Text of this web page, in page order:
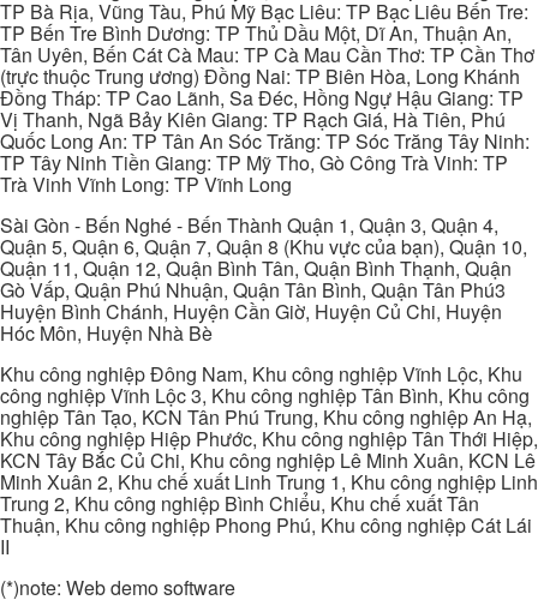
TP Bà Rịa, Vũng Tàu, Phú Mỹ Bạc Liêu: TP Bạc Liêu Bến Tre:
TP Bến Tre Bình Dương: TP Thủ Dầu Một, Dĩ An, Thuận An,
Tân Uyên, Bến Cát Cà Mau: TP Cà Mau Cần Thơ: TP Cần Thơ
(trực thuộc Trung ương) Đồng Nai: TP Biên Hòa, Long Khánh
Đồng Tháp: TP Cao Lãnh, Sa Đéc, Hồng Ngự Hậu Giang: TP
Vị Thanh, Ngã Bảy Kiên Giang: TP Rạch Giá, Hà Tiên, Phú
Quốc Long An: TP Tân An Sóc Trăng: TP Sóc Trăng Tây Ninh:
TP Tây Ninh Tiền Giang: TP Mỹ Tho, Gò Công Trà Vinh: TP
Trà Vinh Vĩnh Long: TP Vĩnh Long
Sài Gòn - Bến Nghé - Bến Thành Quận 1, Quận 3, Quận 4,
Quận 5, Quận 6, Quận 7, Quận 8 (Khu vực của bạn), Quận 10,
Quận 11, Quận 12, Quận Bình Tân, Quận Bình Thạnh, Quận
Gò Vấp, Quận Phú Nhuận, Quận Tân Bình, Quận Tân Phú3
Huyện Bình Chánh, Huyện Cần Giờ, Huyện Củ Chi, Huyện
Hóc Môn, Huyện Nhà Bè
Khu công nghiệp Đông Nam, Khu công nghiệp Vĩnh Lộc, Khu
công nghiệp Vĩnh Lộc 3, Khu công nghiệp Tân Bình, Khu công
nghiệp Tân Tạo, KCN Tân Phú Trung, Khu công nghiệp An Hạ,
Khu công nghiệp Hiệp Phước, Khu công nghiệp Tân Thới Hiệp,
KCN Tây Bắc Củ Chi, Khu công nghiệp Lê Minh Xuân, KCN Lê
Minh Xuân 2, Khu chế xuất Linh Trung 1, Khu công nghiệp Linh
Trung 2, Khu công nghiệp Bình Chiểu, Khu chế xuất Tân
Thuận, Khu công nghiệp Phong Phú, Khu công nghiệp Cát Lái
II
(*)note: Web demo software